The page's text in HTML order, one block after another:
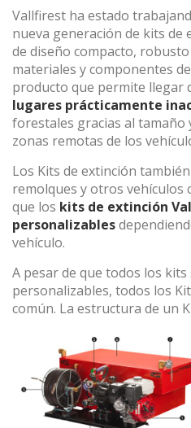
Vallfirest ha estado
nueva generación de kits de
de diseño compacto,
materiales y componentes
producto que permite llegar
lugares prácticamente
forestales gracias al tamaño
zonas remotas de los
Los Kits de extinción
remolques y otros vehículos
que los kits de extinción
personalizables
vehículo.
A pesar de que todos los
personalizables, todos los
común. La estructura de un